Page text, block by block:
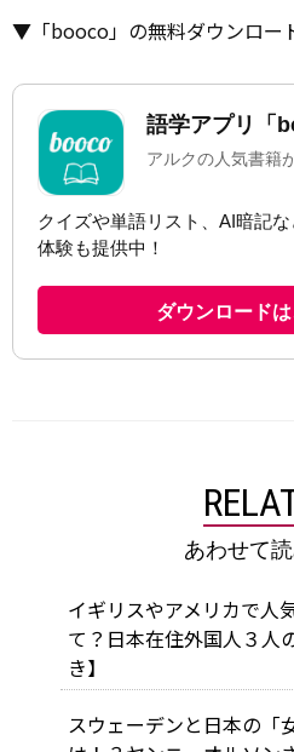
▼「booco」の無料ダウンロー
あわせて
イギリスやアメリカで人
て？日本在住外国人３人
き】
スウェーデンと日本の「